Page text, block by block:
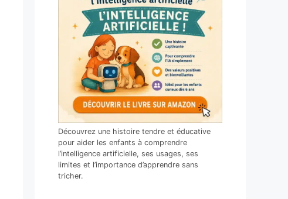
Découvrez une histoire tendre et éducative
pour aider les enfants à comprendre
l’intelligence artificielle, ses usages, ses
limites et l’importance d’apprendre sans
tricher.